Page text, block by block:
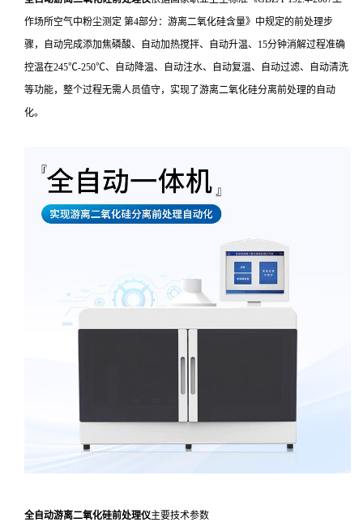
作场所空气中粉尘测定 第4部分：游离二氧化硅含量》中规定的前处理步
骤，自动完成添加焦磷酸、自动加热搅拌、自动升温、15分钟消解过程准确
控温在245℃-250℃、自动降温、自动注水、自动复温、自动过滤、自动清洗
等功能，整个过程无需人员值守，实现了游离二氧化硅分离前处理的自动
化。
全自动游离二氧化硅前处理仪主要技术参数